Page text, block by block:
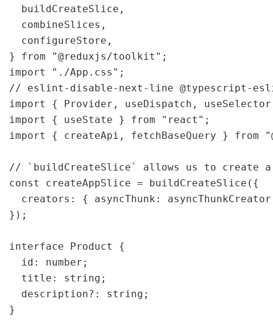
  buildCreateSlice,
  combineSlices,
  configureStore,
} from "@reduxjs/toolkit";
import "./App.css";
// eslint-disable-next-line @typescript-
import { Provider, useDispatch,
import { useState } from "react";
import { createApi, fetchBaseQuery } from
// `buildCreateSlice` allows us to create
const createAppSlice = buildCreateSlice({
creators: { asyncThunk:
});
interface Product {
  id: number;
  title: string;
  description?: string;
}